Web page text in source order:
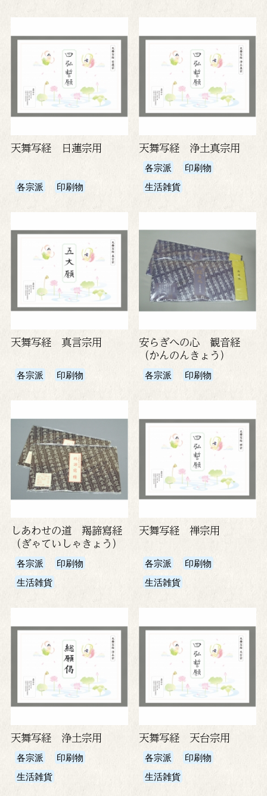
天舞写経 日蓮宗用
各宗派 印刷物
天舞写経 浄土真宗用
各宗派
印刷物
生活雑貨
天舞写経 真言宗用
各宗派 印刷物
安らぎへの心 観音経
（かんのんきょう）
各宗派 印刷物
しあわせの道 羯諦寫経
（ぎゃていしゃきょう）
各宗派
印刷物
生活雑貨
天舞写経 禅宗用
各宗派
印刷物
生活雑貨
天舞写経 浄土宗用
各宗派
印刷物
生活雑貨
天舞写経 天台宗用
各宗派
印刷物
生活雑貨